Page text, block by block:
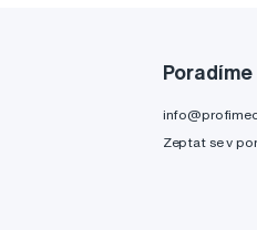
Poradíme
Zeptat se v